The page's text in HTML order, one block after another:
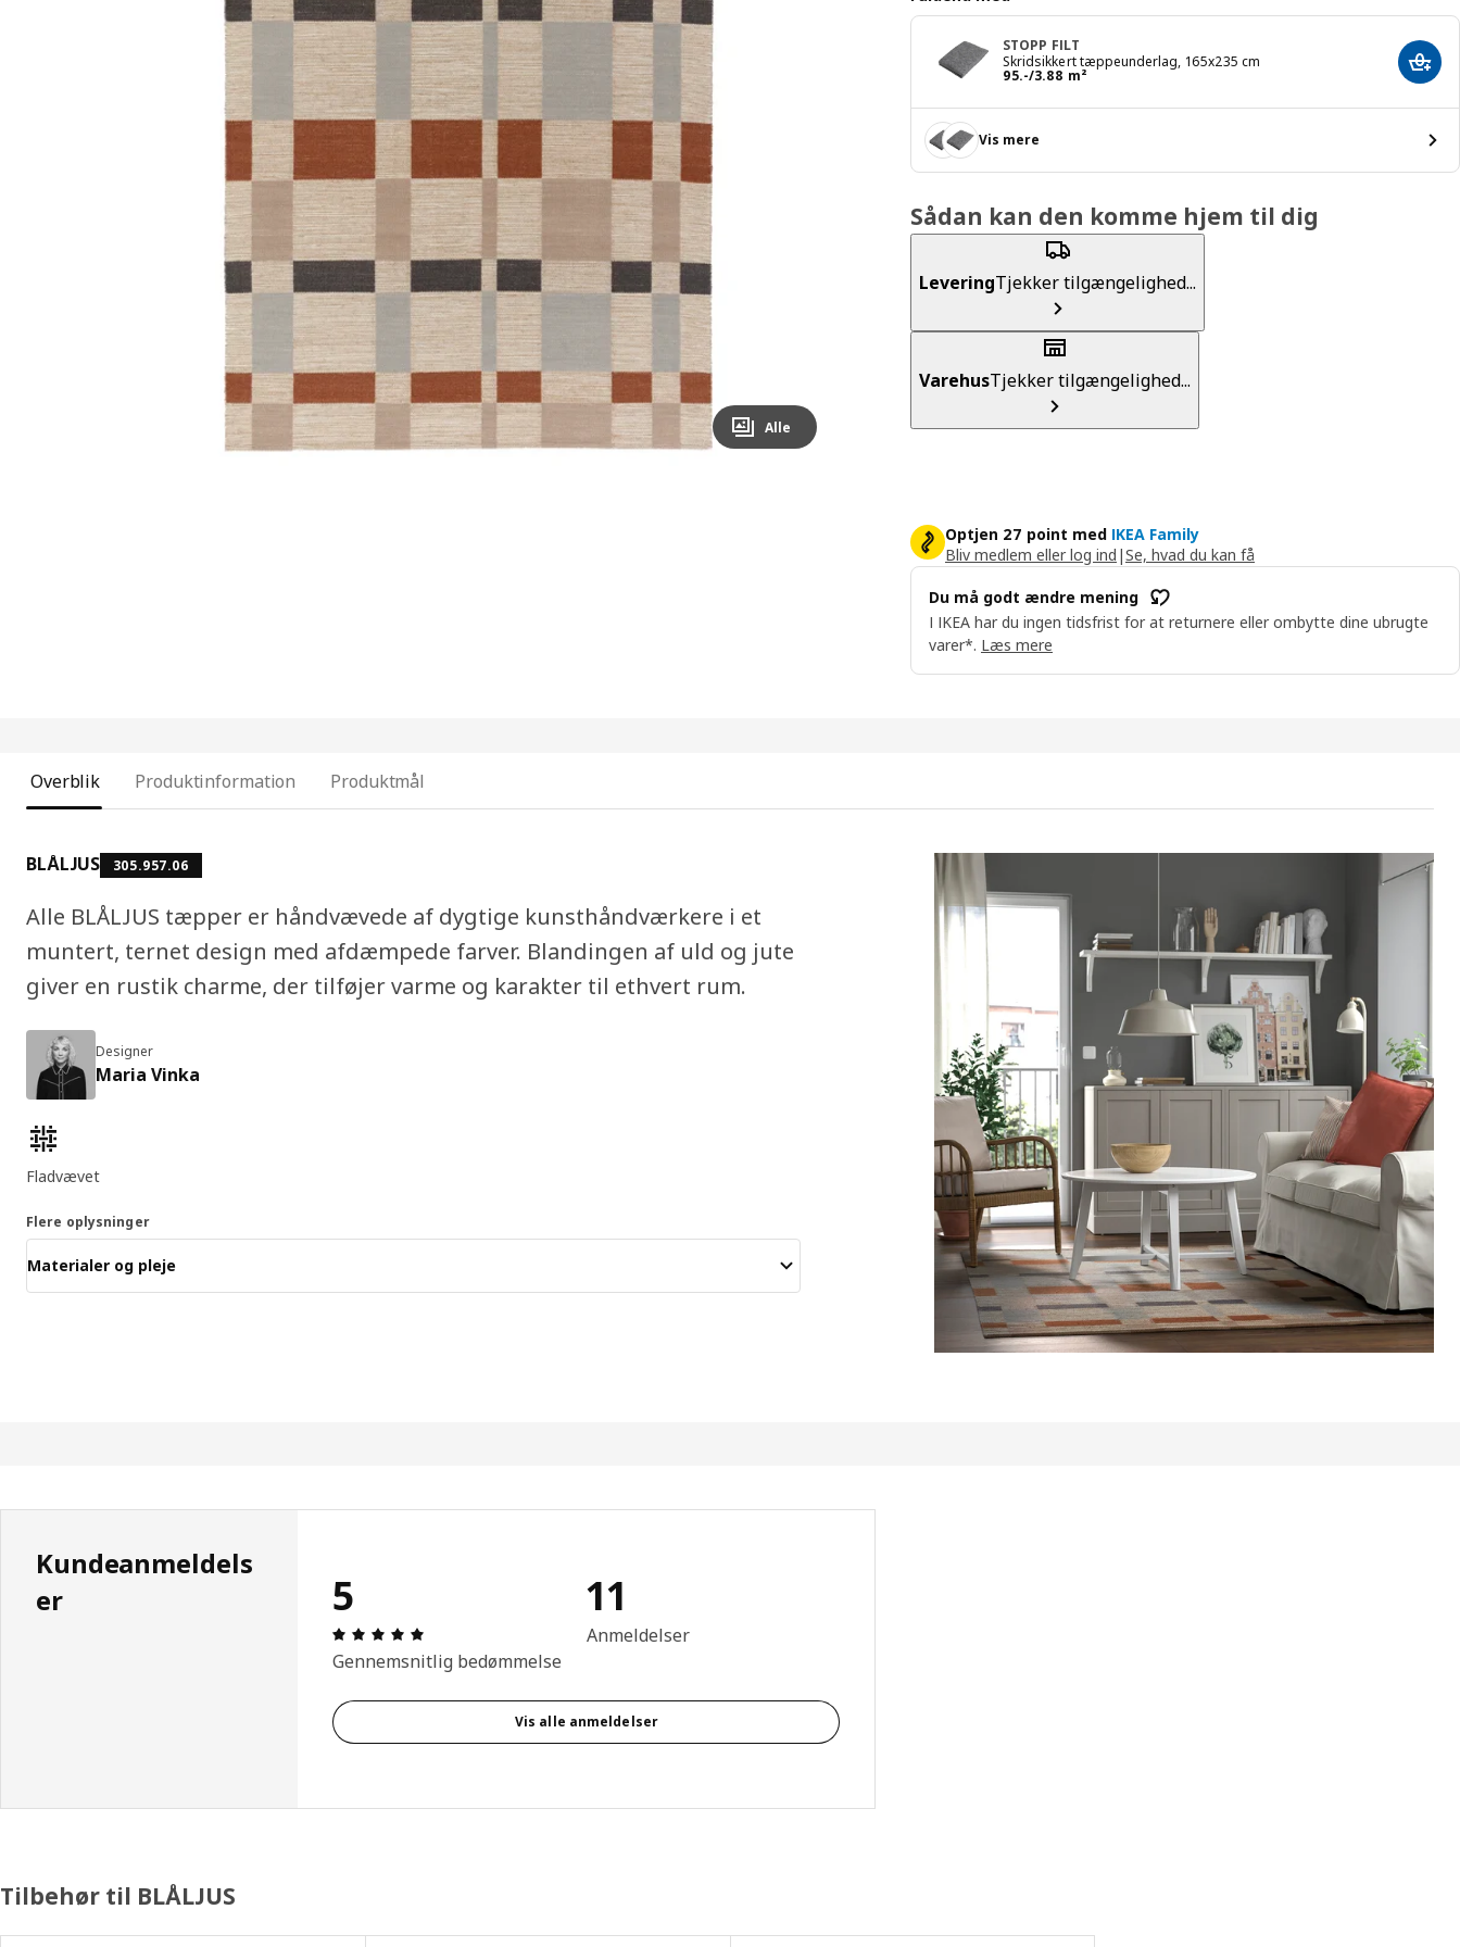
Image zoomed out, normal view
Alle
STOPP FILT
Skridsikkert tæppeunderlag, 165x235 cm
95.-/3.88 m²
Pris 95.-/3.88 m² Læg i
Vis mere
Sådan kan den komme hjem til dig
LeveringTjekker tilgængelighed...
VarehusTjekker tilgængelighed...
Optjen 27 point med IKEA Family
Bliv medlem eller log ind |Se, hvad du kan få
Du må godt ændre mening
I IKEA har du ingen tidsfrist for at returnere eller ombytte dine ubrugte
varer*. Læs mere
Overblik Produktinformation Produktmål
BLÅLJUS 305.957.06
Alle BLÅLJUS tæpper er håndvævede af dygtige kunsthåndværkere i et
muntert, ternet design med afdæmpede farver. Blandingen af uld og jute
giver en rustik charme, der tilføjer varme og karakter til ethvert rum.
Designer
Maria Vinka
Produktfunktioner
Fladvævet
Flere oplysninger
Materialer og pleje
Kundeanmeldels
er
5
Anmeldelse: 5 Ud af 5 Stjerner. Anmeldelser i alt: 11
Gennemsnitlig bedømmelse
11
Anmeldelser
Vis alle anmeldelser
Tilbehør til BLÅLJUS